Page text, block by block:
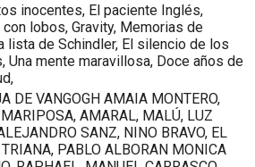
inocentes, El paciente Inglés,
con lobos, Gravity, Memorias de
lista de Schindler, El silencio de los
Una mente maravillosa, Doce años de
DE VANGOGH AMAIA MONTERO,
MARIPOSA, AMARAL, MALÚ, LUZ
SANZ, NINO BRAVO, EL
TRIANA, PABLO ALBORAN MONICA